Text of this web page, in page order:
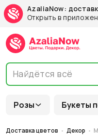
AzaliaNow:
Открыть в
Розы Букеты
Доставка цветов Декор